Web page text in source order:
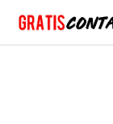
đến
nội